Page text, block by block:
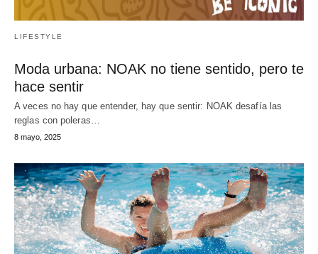
LIFESTYLE
Moda urbana: NOAK no tiene sentido, pero te
hace sentir
A veces no hay que entender, hay que sentir: NOAK desafía las
reglas con poleras…
8 mayo, 2025